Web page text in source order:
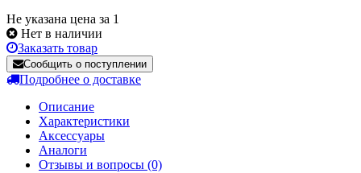
Не указана цена за 1
Нет в наличии
Заказать товар
Сообщить о поступлении
Подробнее о доставке
Описание
Характеристики
Аксессуары
Аналоги
Отзывы и вопросы (0)